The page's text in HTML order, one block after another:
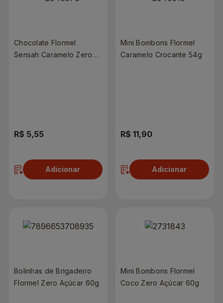
Chocolate Flormel
Sensah Caramelo Zero
R$ 5,55
Adicionar
Mini Bombons Flormel
Caramelo Crocante 54g
R$ 11,90
Adicionar
Bolinhas de Brigadeiro
Flormel Zero Açúcar 60g
Mini Bombons Flormel
Coco Zero Açúcar 60g